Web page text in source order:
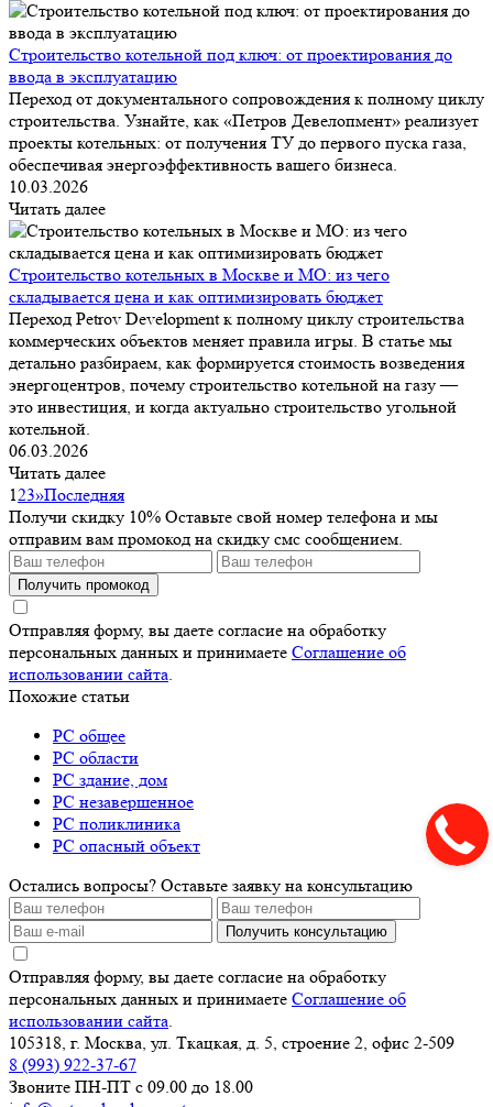
Строительство котельной под ключ: от проектирования до
ввода в эксплуатацию
Переход от документального сопровождения к полному циклу
строительства. Узнайте, как «Петров Девелопмент» реализует
проекты котельных: от получения ТУ до первого пуска газа,
обеспечивая энергоэффективность вашего бизнеса.
10.03.2026
Читать далее
Строительство котельных в Москве и МО: из чего
складывается цена и как оптимизировать бюджет
Переход Petrov Development к полному циклу строительства
коммерческих объектов меняет правила игры. В статье мы
детально разбираем, как формируется стоимость возведения
энергоцентров, почему строительство котельной на газу —
это инвестиция, и когда актуально строительство угольной
котельной.
06.03.2026
Читать далее
123»Последняя
Получи скидку 10% Оставьте свой номер телефона и мы
отправим вам промокод на скидку смс сообщением.
Получить промокод
Отправляя форму, вы даете согласие на обработку
персональных данных и принимаете Соглашение об
использовании сайта.
Похожие статьи
РС общее
РС области
РС здание, дом
РС незавершенное
РС поликлиника
РС опасный объект
Остались вопросы? Оставьте заявку на консультацию
Получить консультацию
Отправляя форму, вы даете согласие на обработку
персональных данных и принимаете Соглашение об
использовании сайта.
105318, г. Москва, ул. Ткацкая, д. 5, строение 2, офис 2-509
8 (993) 922-37-67
Звоните ПН-ПТ с 09.00 до 18.00